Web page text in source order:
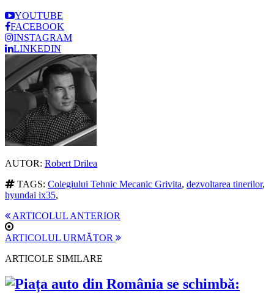
YOUTUBE
FACEBOOK
INSTAGRAM
LINKEDIN
AUTOR: Robert Drilea
TAGS: Colegiului Tehnic Mecanic Grivita, dezvoltarea tinerilor,
hyundai ix35,
ARTICOLUL ANTERIOR
ARTICOLUL URMĂTOR
ARTICOLE SIMILARE